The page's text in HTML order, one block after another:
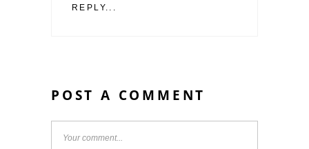
REPLY...
POST A COMMENT